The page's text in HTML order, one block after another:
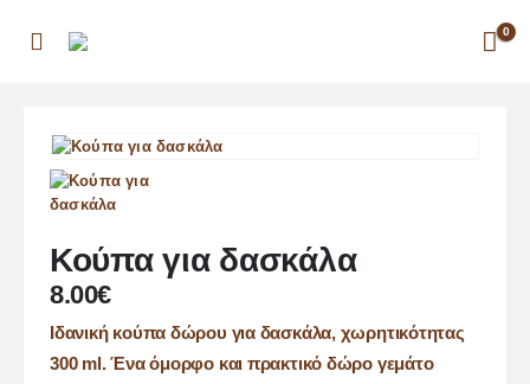
0
Κούπα για δασκάλα
8.00€
Ιδανική κούπα δώρου για δασκάλα, χωρητικότητας
300 ml. Ένα όμορφο και πρακτικό δώρο γεμάτο